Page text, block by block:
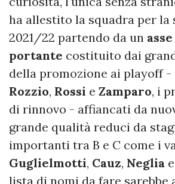
ha allestito la squadra per la
2021/22 partendo da un
portante costituito dai
della promozione ai playoff -
Rozzio, Rossi e Zamparo, i
di rinnovo - affiancati da
grande qualità reduci da
importanti tra B e C come i
Guglielmotti, Cauz, Neglia e
lista di nomi da fare sarebbe